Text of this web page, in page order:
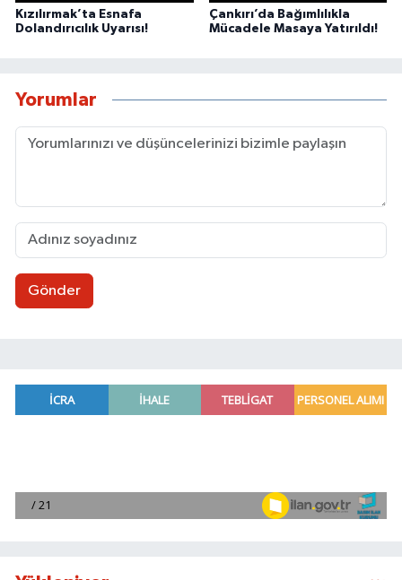
Kızılırmak’ta Esnafa
Dolandırıcılık Uyarısı!
Çankırı’da Bağımlılıkla
Mücadele Masaya Yatırıldı!
Yorumlar
Gönder